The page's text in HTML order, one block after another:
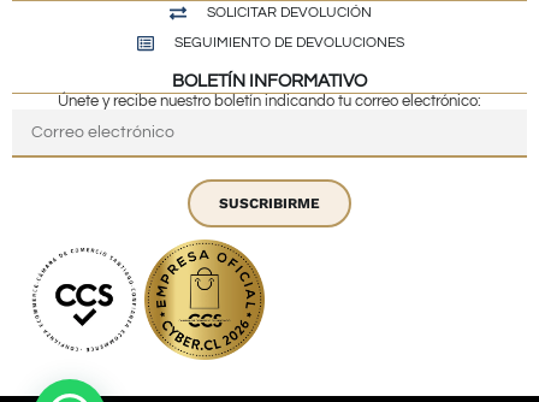
SOLICITAR DEVOLUCIÓN
SEGUIMIENTO DE DEVOLUCIONES
BOLETÍN INFORMATIVO
Únete y recibe nuestro boletín indicando tu correo electrónico:
SUSCRIBIRME